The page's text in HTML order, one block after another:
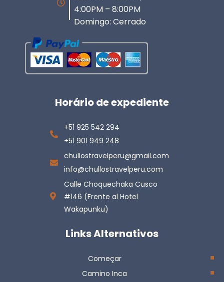
4:00PM – 8:00PM
Domingo: Cerrado
Horário de expediente
+51 925 542 294
+51 901 949 248
chullostravelperu@gmail.com
info@chullostravelperu.com
Calle Choquechaka Cusco
#146 (Frente al Hotel
Wakapunku)
Links Alternativos
Começar
Camino Inca